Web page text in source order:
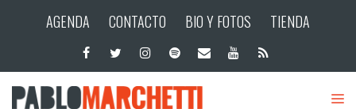
AGENDA CONTACTO BIO Y FOTOS TIENDA